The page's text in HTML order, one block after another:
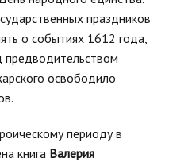
праздников
о событиях 1612 года,
предводительством
освободило
периоду в
книга Валерия